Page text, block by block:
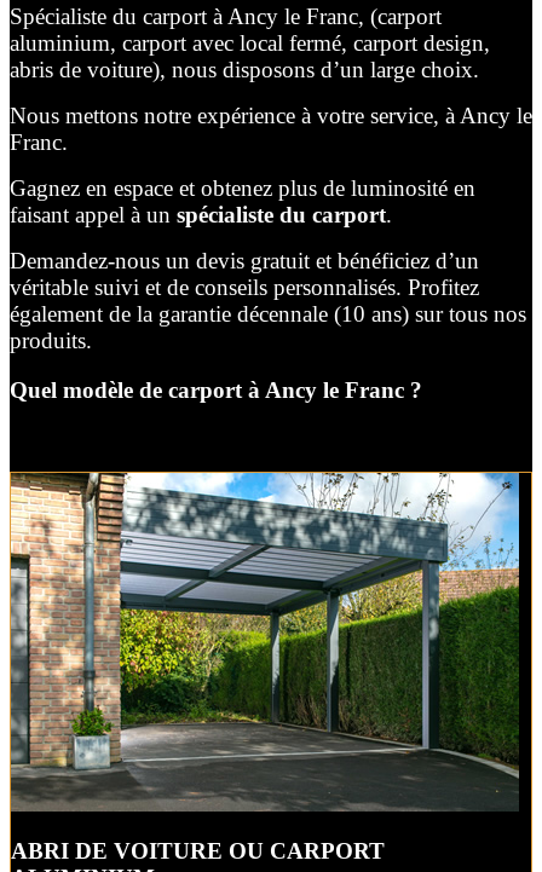
Spécialiste du carport à Ancy le Franc, (carport
aluminium, carport avec local fermé, carport design,
abris de voiture), nous disposons d’un large choix.
Nous mettons notre expérience à votre service, à Ancy le
Franc.
Gagnez en espace et obtenez plus de luminosité en
faisant appel à un spécialiste du carport.
Demandez-nous un devis gratuit et bénéficiez d’un
véritable suivi et de conseils personnalisés. Profitez
également de la garantie décennale (10 ans) sur tous nos
produits.
Quel modèle de carport à Ancy le Franc ?
ABRI DE VOITURE OU CARPORT